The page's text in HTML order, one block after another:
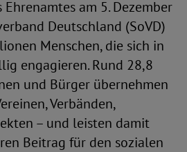
Ehrenamtes am 5. Dezember
Deutschland (SoVD)
Menschen, die sich in
engagieren. Rund 28,8
und Bürger übernehmen
Verbänden,
– und leisten damit
Beitrag für den sozialen